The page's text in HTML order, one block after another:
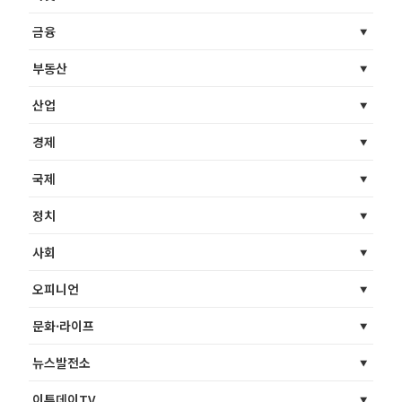
금융
부동산
산업
경제
국제
정치
사회
오피니언
문화·라이프
뉴스발전소